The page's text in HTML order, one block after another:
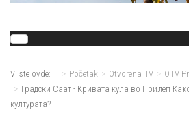
Vi ste ovde: Početak Otvorena TV
OTV
Градски Саат - Кривата кула во Прилеп
културата?